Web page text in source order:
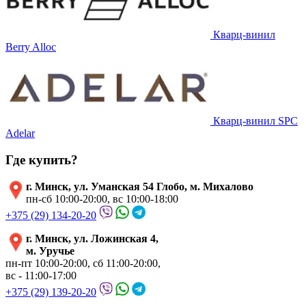
Кварц-винил
Berry Alloc
Кварц-винил SPC
Adelar
Где купить?
г. Минск, ул. Уманская 54 Глобо, м. Михалово
пн-сб 10:00-20:00, вс 10:00-18:00
+375 (29) 134-20-20
г. Минск, ул. Ложинская 4,
м. Уручье
пн-пт 10:00-20:00, сб 11:00-20:00,
вс - 11:00-17:00
+375 (29) 139-20-20